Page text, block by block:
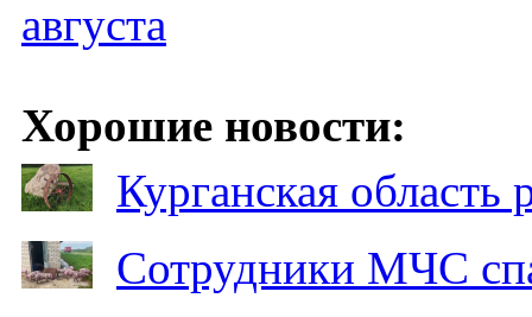
августа
Хорошие новости:
Курганская
Сотрудники МЧС